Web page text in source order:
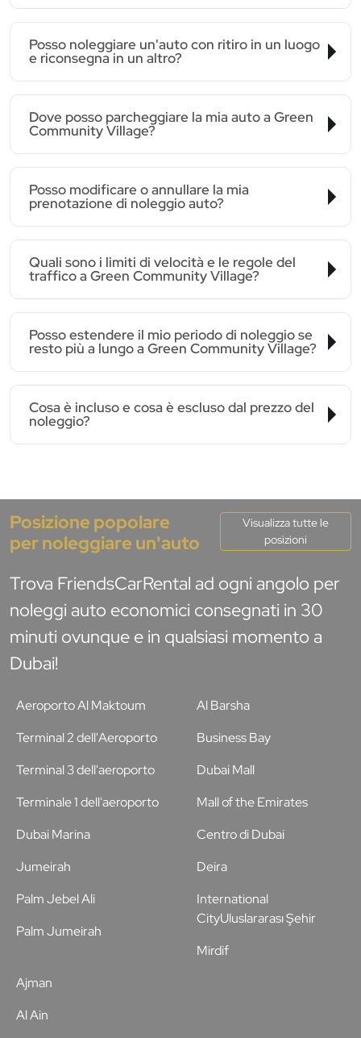
Posso noleggiare un'auto con ritiro in un luogo
e riconsegna in un altro?
Dove posso parcheggiare la mia auto a Green
Community Village?
Posso modificare o annullare la mia
prenotazione di noleggio auto?
Quali sono i limiti di velocità e le regole del
traffico a Green Community Village?
Posso estendere il mio periodo di noleggio se
resto più a lungo a Green Community Village?
Cosa è incluso e cosa è escluso dal prezzo del
noleggio?
Posizione popolare
per noleggiare un'auto
Visualizza tutte le
posizioni
Trova FriendsCarRental ad ogni angolo per
noleggi auto economici consegnati in 30
minuti ovunque e in qualsiasi momento a
Dubai!
Aeroporto Al Maktoum
Terminal 2 dell'Aeroporto
Terminal 3 dell'aeroporto
Terminale 1 dell'aeroporto
Al Barsha
Business Bay
Dubai Mall
Mall of the Emirates
Dubai Marina
Jumeirah
Palm Jebel Ali
Palm Jumeirah
Centro di Dubai
Deira
International
CityUluslararası Şehir
Mirdif
Ajman
Al Ain